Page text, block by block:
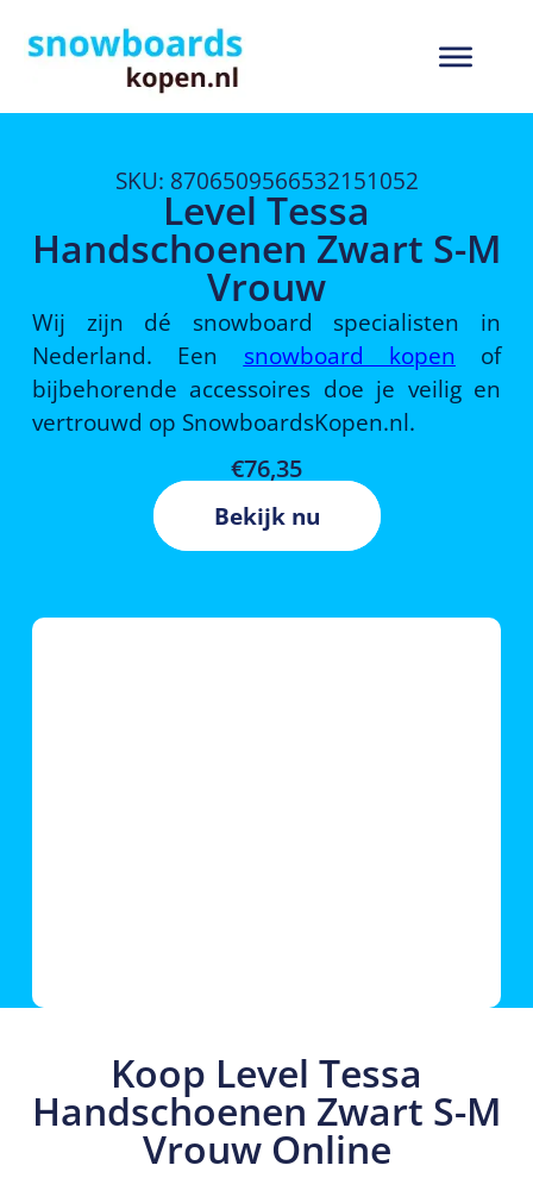
SKU: 8706509566532151052
Level Tessa
Handschoenen Zwart S-M
Vrouw
Wij zijn dé snowboard specialisten in
Nederland. Een snowboard kopen of
bijbehorende accessoires doe je veilig en
vertrouwd op SnowboardsKopen.nl.
€76,35
Bekijk nu
Koop Level Tessa
Handschoenen Zwart S-M
Vrouw Online